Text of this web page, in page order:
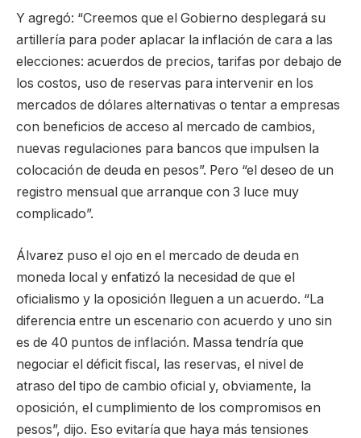
Y agregó: “Creemos que el Gobierno desplegará su
artillería para poder aplacar la inflación de cara a las
elecciones: acuerdos de precios, tarifas por debajo de
los costos, uso de reservas para intervenir en los
mercados de dólares alternativas o tentar a empresas
con beneficios de acceso al mercado de cambios,
nuevas regulaciones para bancos que impulsen la
colocación de deuda en pesos”. Pero “el deseo de un
registro mensual que arranque con 3 luce muy
complicado”.
Álvarez puso el ojo en el mercado de deuda en
moneda local y enfatizó la necesidad de que el
oficialismo y la oposición lleguen a un acuerdo. “La
diferencia entre un escenario con acuerdo y uno sin
es de 40 puntos de inflación. Massa tendría que
negociar el déficit fiscal, las reservas, el nivel de
atraso del tipo de cambio oficial y, obviamente, la
oposición, el cumplimiento de los compromisos en
pesos”, dijo. Eso evitaría que haya más tensiones